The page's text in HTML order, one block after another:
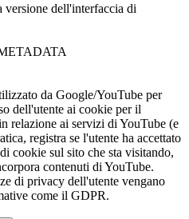
dell'interfaccia di
da Google/YouTube per
dell'utente ai cookie per il
relazione ai servizi di YouTube (e
registra se l'utente ha accettato
cookie sul sito che sta visitando,
contenuti di YouTube.
di privacy dell'utente vengano
come il GDPR.